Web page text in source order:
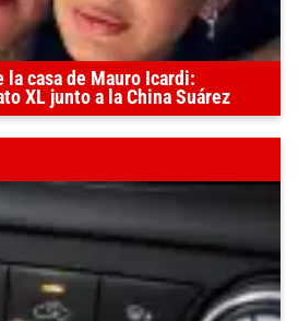
casa de Mauro Icardi:
XL junto a la China Suárez